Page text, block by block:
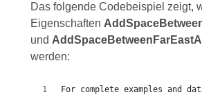
Das folgende Codebeispiel zeigt,
Eigenschaften
und
werden:
For complete examples and